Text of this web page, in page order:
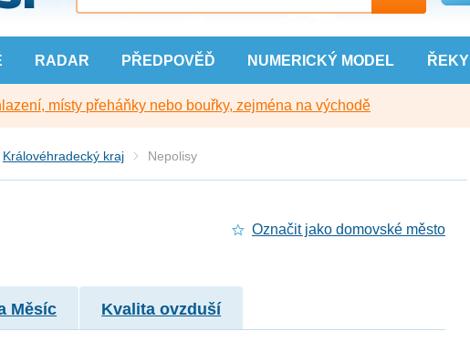
RADAR PŘEDPOVĚĎ NUMERICKÝ MODEL ŘEKY
místy přeháňky nebo bouřky, zejména na východě
Královéhradecký kraj Nepolisy
Označit jako domovské město
Měsíc Kvalita ovzduší